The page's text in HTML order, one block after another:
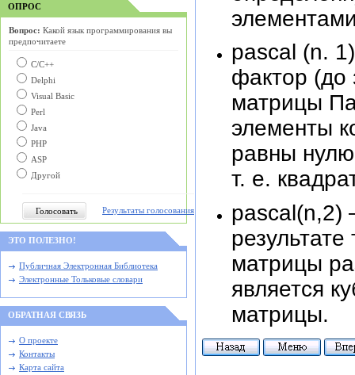
ОПРОС
Вопрос: Какой язык программирования вы
предпочитаете
С/C++
Delphi
Visual Basic
Perl
Java
PHP
ASP
Другой
Результаты голосования
ЭТО ПОЛЕЗНО!
Публичная Электронная Библиотека
Электронные Тольковые словари
ОБРАТНАЯ СВЯЗЬ
О проекте
Контакты
Карта сайта
pascal (n.
фактор (до
матрицы
элементы
равны
т. е.
pascal(n,2)
матрицы
является
матрицы.